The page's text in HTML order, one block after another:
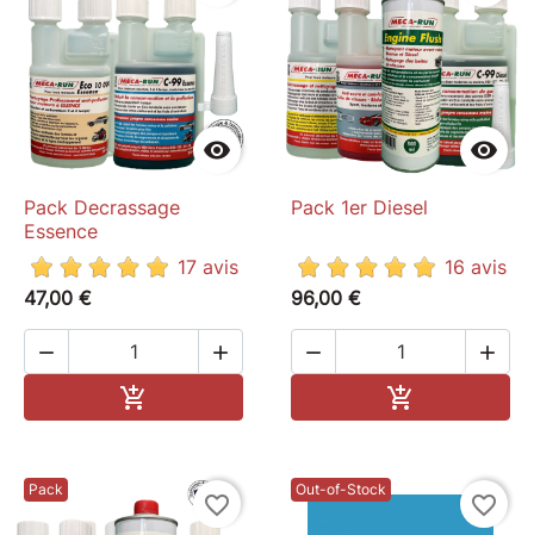

Pack Decrassage
Essence
17 avis
47,00 €
 


Pack 1er Diesel
16 avis
96,00 €
 

Pack
favorite_border
Out-of-Stock
favorite_border